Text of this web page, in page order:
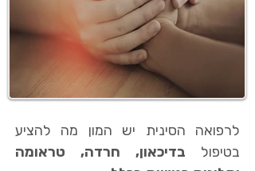
לרפואה הסינית יש המון מה להציע
בטיפול בדיכאון, חרדה, טראומה